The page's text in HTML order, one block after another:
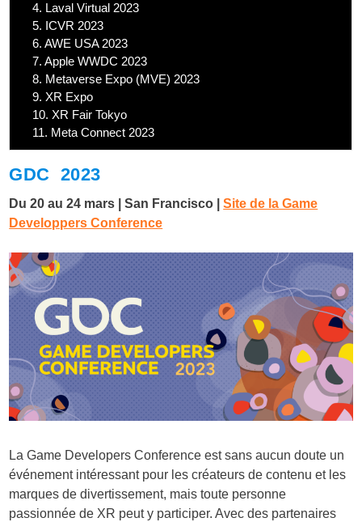
4. Laval Virtual 2023
5. ICVR 2023
6. AWE USA 2023
7. Apple WWDC 2023
8. Metaverse Expo (MVE) 2023
9. XR Expo
10. XR Fair Tokyo
11. Meta Connect 2023
GDC 2023
Du 20 au 24 mars | San Francisco |Site de la Game
Developpers Conference
La Game Developers Conference est sans aucun doute un
événement intéressant pour les créateurs de contenu et les
marques de divertissement, mais toute personne
passionnée de XR peut y participer. Avec des partenaires